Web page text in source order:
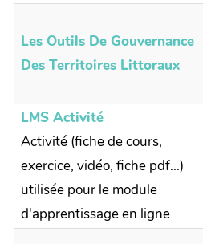
Les Outils De Gouvernance
Des Territoires Littoraux
LMS Activité
Activité (fiche de cours,
exercice, vidéo, fiche pdf...)
utilisée pour le module
d'apprentissage en ligne